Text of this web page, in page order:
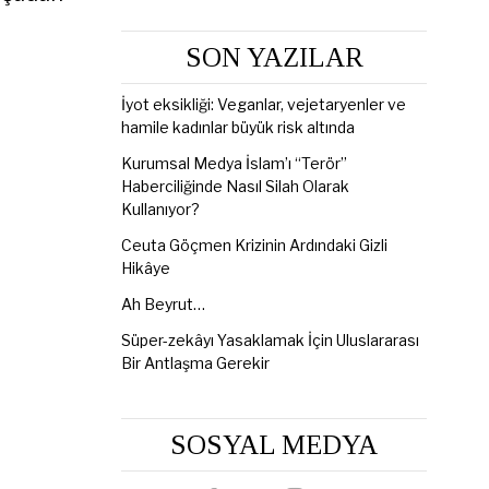
SON YAZILAR
İyot eksikliği: Veganlar, vejetaryenler ve
hamile kadınlar büyük risk altında
Kurumsal Medya İslam’ı “Terör”
Haberciliğinde Nasıl Silah Olarak
Kullanıyor?
Ceuta Göçmen Krizinin Ardındaki Gizli
Hikâye
Ah Beyrut…
Süper-zekâyı Yasaklamak İçin Uluslararası
Bir Antlaşma Gerekir
SOSYAL MEDYA